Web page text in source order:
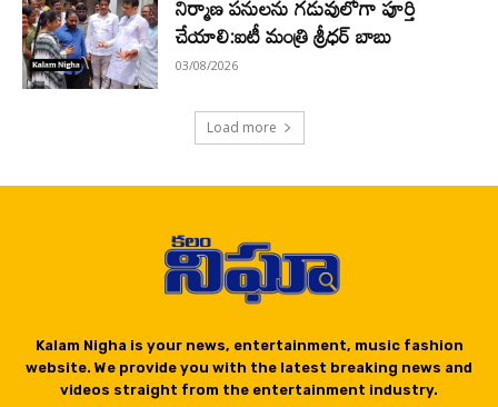
చేయాలి:ఐటీ మంత్రి శ్రీధర్ బాబు
03/08/2026
Load more
Kalam Nigha is your news, entertainment, music fashion
website. We provide you with the latest breaking news and
videos straight from the entertainment industry.